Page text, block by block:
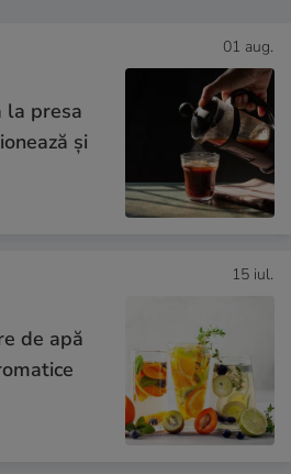
01 aug.
la presa
și
15 iul.
de apă